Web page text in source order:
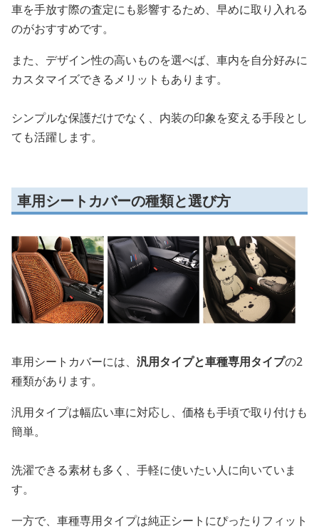
車を手放す際の査定にも影響するため、早めに取り入れる
のがおすすめです。
また、デザイン性の高いものを選べば、車内を自分好みに
カスタマイズできるメリットもあります。
シンプルな保護だけでなく、内装の印象を変える手段とし
ても活躍します。
車用シートカバーの種類と選び方
車用シートカバーには、 汎用タイプと車種専用タイプの2
種類があります。
汎用タイプは幅広い車に対応し、価格も手頃で取り付けも
簡単。
洗濯できる素材も多く、手軽に使いたい人に向いていま
す。
一方で、車種専用タイプは純正シートにぴったりフィット